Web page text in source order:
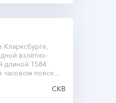
взлётно-
длиной 1584
часовом поясе
CKB